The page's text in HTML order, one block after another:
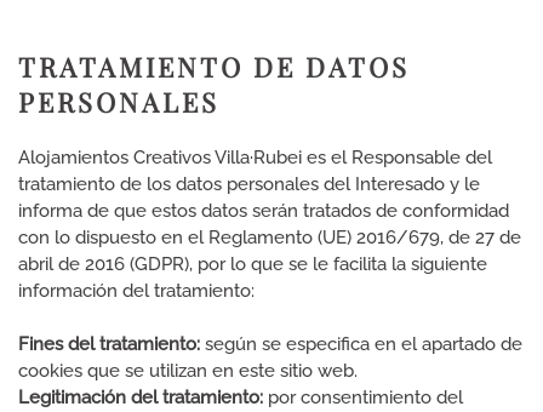
TRATAMIENTO DE DATOS
PERSONALES
Alojamientos Creativos Villa·Rubei es el Responsable del
tratamiento de los datos personales del Interesado y le
informa de que estos datos serán tratados de conformidad
con lo dispuesto en el Reglamento (UE) 2016/679, de 27 de
abril de 2016 (GDPR), por lo que se le facilita la siguiente
información del tratamiento:
Fines del tratamiento: según se especifica en el apartado de
cookies que se utilizan en este sitio web.
Legitimación del tratamiento: por consentimiento del